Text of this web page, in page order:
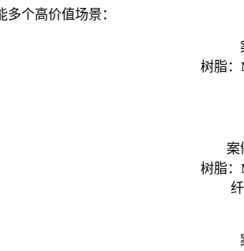
多个高价值场景：
树脂：
案
树脂：